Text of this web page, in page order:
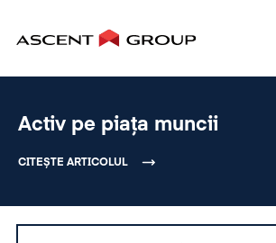
Activ pe piața muncii
CITEȘTE ARTICOLUL